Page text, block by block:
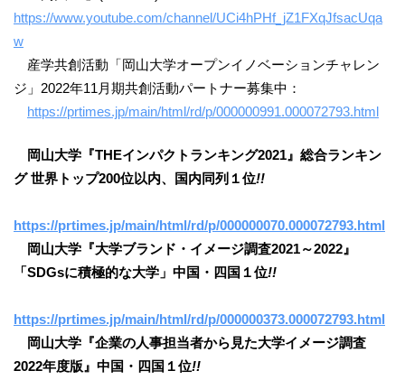
https://www.youtube.com/channel/UCi4hPHf_jZ1FXqJfsacUqa
w
産学共創活動「岡山大学オープンイノベーションチャレン
ジ」2022年11月期共創活動パートナー募集中：
https://prtimes.jp/main/html/rd/p/000000991.000072793.html
岡山大学『THEインパクトランキング2021』総合ランキン
グ 世界トップ200位以内、国内同列１位!!
https://prtimes.jp/main/html/rd/p/000000070.000072793.html
岡山大学『大学ブランド・イメージ調査2021～2022』
「SDGsに積極的な大学」中国・四国１位!!
https://prtimes.jp/main/html/rd/p/000000373.000072793.html
岡山大学『企業の人事担当者から見た大学イメージ調査
2022年度版』中国・四国１位!!